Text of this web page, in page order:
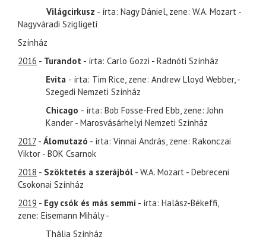
Világcirkusz - írta: Nagy Dániel, zene: W.A. Mozart -
Nagyváradi Szigligeti
Színház
2016 - Turandot - írta: Carlo Gozzi - Radnóti Színház
Evita - írta: Tim Rice, zene: Andrew Lloyd Webber, -
Szegedi Nemzeti Színház
Chicago - írta: Bob Fosse-Fred Ebb, zene: John
Kander - Marosvásárhelyi Nemzeti Színház
2017 - Álomutazó - írta: Vinnai András, zene: Rakonczai
Viktor - BOK Csarnok
2018 - Szöktetés a szerájból - W.A. Mozart - Debreceni
Csokonai Színház
2019 - Egy csók és más semmi - írta: Halász-Békeffi,
zene: Eisemann Mihály -
Thália Színház